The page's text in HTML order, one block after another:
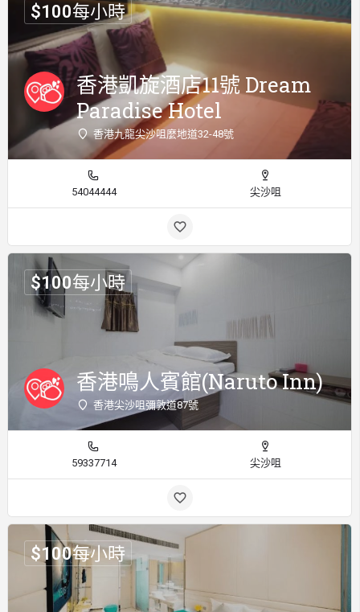
香港凱旋酒店11號 Dream
Paradise Hotel
香港九龍尖沙咀麼地道32-48號
$100每小時
54044444 尖沙咀
香港鳴人賓館(Naruto Inn)
香港尖沙咀彌敦道87號
$100每小時
59337714 尖沙咀
$100每小時